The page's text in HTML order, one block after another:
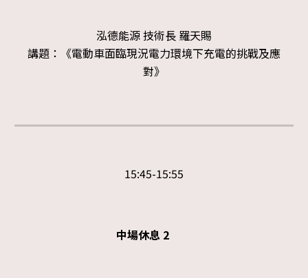
泓德能源 技術長 羅天賜
講題：《電動車面臨現況電力環境下充電的挑戰及應
對》
15:45-15:55
中場休息 2